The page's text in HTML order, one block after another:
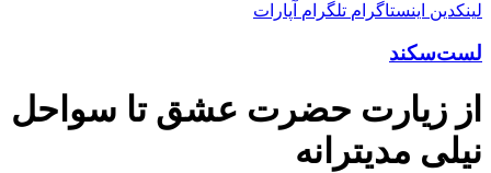
لینکدین اینستاگرام تلگرام آپارات
لست‌سکند
از زیارت حضرت عشق تا سواحل
نیلی مدیترانه